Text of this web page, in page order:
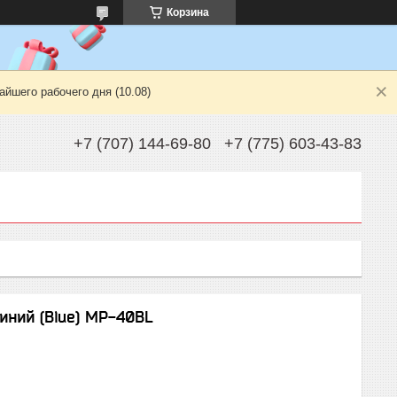
Корзина
рабочего дня (10.08)
+7 (707) 144-69-80 +7 (775) 603-43-83
(Blue) MP-40BL